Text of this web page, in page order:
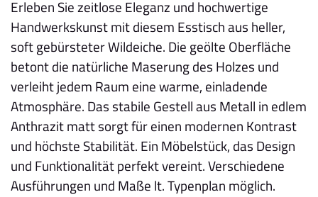
Erleben Sie zeitlose Eleganz und hochwertige
Handwerkskunst mit diesem Esstisch aus heller,
soft gebürsteter Wildeiche. Die geölte Oberfläche
betont die natürliche Maserung des Holzes und
verleiht jedem Raum eine warme, einladende
Atmosphäre. Das stabile Gestell aus Metall in edlem
Anthrazit matt sorgt für einen modernen Kontrast
und höchste Stabilität. Ein Möbelstück, das Design
und Funktionalität perfekt vereint. Verschiedene
Ausführungen und Maße lt. Typenplan möglich.